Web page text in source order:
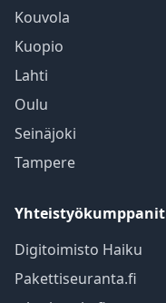
Kouvola
Kuopio
Lahti
Oulu
Seinäjoki
Tampere
Yhteistyökumppanit
Digitoimisto Haiku
Pakettiseuranta.fi